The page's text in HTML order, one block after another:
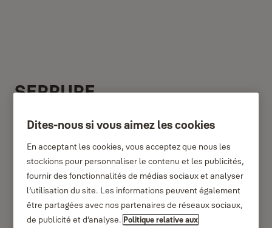
SERRURE
ÉLECTRONIQUE
KEYFREE
Dites-nous si vous aimez les cookies
En acceptant les cookies, vous acceptez que nous les
stockions pour personnaliser le contenu et les publicités,
fournir des fonctionnalités de médias sociaux et analyser
l’utilisation du site. Les informations peuvent également
être partagées avec nos partenaires de réseaux sociaux,
de publicité et d’analyse. Politique relative aux